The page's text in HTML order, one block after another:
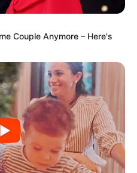
você
Receita de papel reciclado
passo a passo
Couple Anymore – Here's